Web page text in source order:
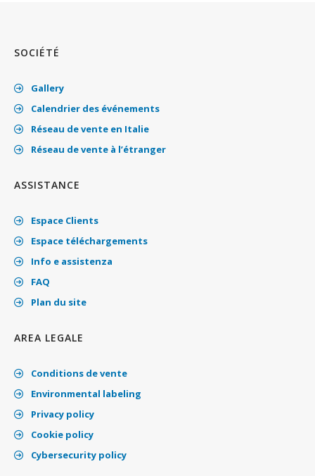
SOCIÉTÉ
Gallery
Calendrier des événements
Réseau de vente en Italie
Réseau de vente à l’étranger
ASSISTANCE
Espace Clients
Espace téléchargements
Info e assistenza
FAQ
Plan du site
AREA LEGALE
Conditions de vente
Environmental labeling
Privacy policy
Cookie policy
Cybersecurity policy